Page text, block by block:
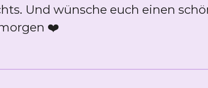
Und wünsche euch einen
❤️